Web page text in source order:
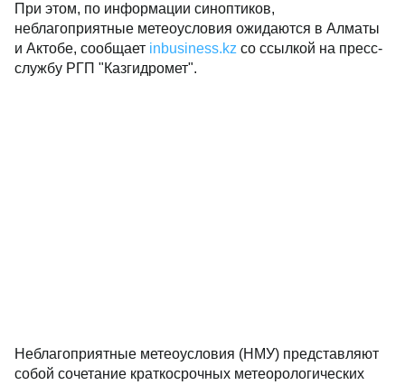
При этом, по информации синоптиков,
неблагоприятные метеоусловия ожидаются в Алматы
и Актобе, сообщает inbusiness.kz со ссылкой на пресс-
службу РГП "Казгидромет".
Неблагоприятные метеоусловия (НМУ) представляют
собой сочетание краткосрочных метеорологических